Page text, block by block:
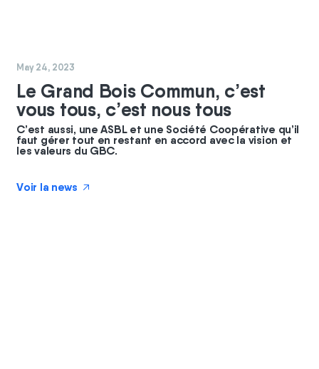
#coopérateurs
May 24, 2023
Le Grand Bois Commun, c’est
vous tous, c’est nous tous
C’est aussi, une ASBL et une Société Coopérative qu’il
faut gérer tout en restant en accord avec la vision et
les valeurs du GBC.
Voir la news ↗